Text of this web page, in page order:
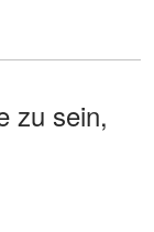
zu sein,